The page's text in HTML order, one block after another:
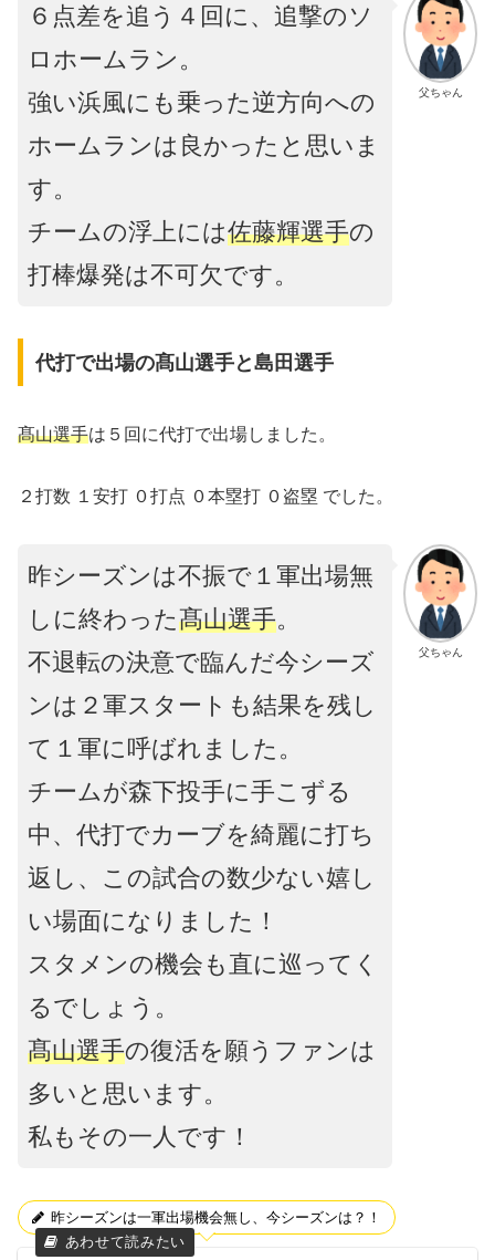
父ちゃん
６点差を追う４回に、追撃のソ
ロホームラン。
強い浜風にも乗った逆方向への
ホームランは良かったと思いま
す。
チームの浮上には佐藤輝選手の
打棒爆発は不可欠です。
代打で出場の髙山選手と島田選手
髙山選手は５回に代打で出場しました。
２打数 １安打 ０打点 ０本塁打 ０盗塁 でした。
父ちゃん
昨シーズンは不振で１軍出場無
しに終わった髙山選手。
不退転の決意で臨んだ今シーズ
ンは２軍スタートも結果を残し
て１軍に呼ばれました。
チームが森下投手に手こずる
中、代打でカーブを綺麗に打ち
返し、この試合の数少ない嬉し
い場面になりました！
スタメンの機会も直に巡ってく
るでしょう。
髙山選手の復活を願うファンは
多いと思います。
私もその一人です！
昨シーズンは一軍出場機会無し、今シーズンは？！